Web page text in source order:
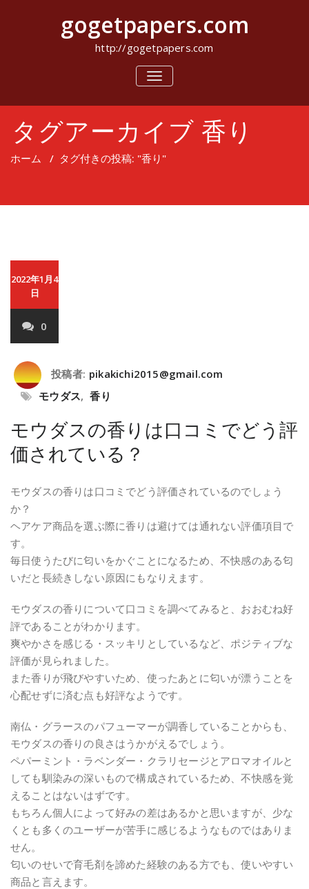
キ
gogetpapers.com
http://gogetpapers.com
ナ
ビ
シ
ョ
ン
を
え
タグアーカイブ 香り
ホーム / タグ付きの投稿: "香り"
2022年1月4
日
0
投稿者: pikakichi2015@gmail.com
モウダス, 香り
モウダスの香りは口コミでどう評
価されている？
モウダスの香りは口コミでどう評価されているのでしょう
か？
ヘアケア商品を選ぶ際に香りは避けては通れない評価項目で
す。
毎日使うたびに匂いをかぐことになるため、不快感のある匂
いだと長続きしない原因にもなりえます。
モウダスの香りについて口コミを調べてみると、おおむね好
評であることがわかります。
爽やかさを感じる・スッキリとしているなど、ポジティブな
評価が見られました。
また香りが飛びやすいため、使ったあとに匂いが漂うことを
心配せずに済む点も好評なようです。
南仏・グラースのパフューマーが調香していることからも、
モウダスの香りの良さはうかがえるでしょう。
ペパーミント・ラベンダー・クラリセージとアロマオイルと
しても馴染みの深いもので構成されているため、不快感を覚
えることはないはずです。
もちろん個人によって好みの差はあるかと思いますが、少な
くとも多くのユーザーが苦手に感じるようなものではありま
せん。
匂いのせいで育毛剤を諦めた経験のある方でも、使いやすい
商品と言えます。